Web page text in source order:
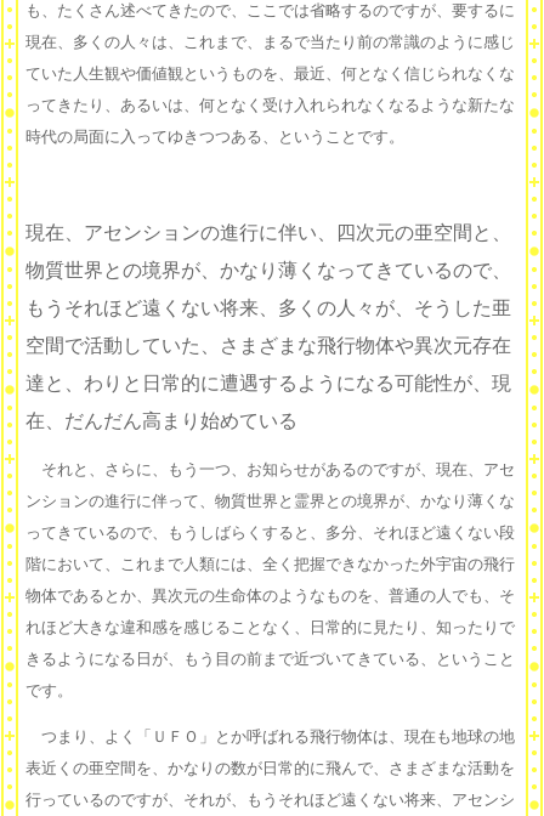
も、たくさん述べてきたので、ここでは省略するのですが、要するに
現在、多くの人々は、これまで、まるで当たり前の常識のように感じ
ていた人生観や価値観というものを、最近、何となく信じられなくな
ってきたり、あるいは、何となく受け入れられなくなるような新たな
時代の局面に入ってゆきつつある、ということです。
現在、アセンションの進行に伴い、四次元の亜空間と、
物質世界との境界が、かなり薄くなってきているので、
もうそれほど遠くない将来、多くの人々が、そうした亜
空間で活動していた、さまざまな飛行物体や異次元存在
達と、わりと日常的に遭遇するようになる可能性が、現
在、だんだん高まり始めている
それと、さらに、もう一つ、お知らせがあるのですが、現在、アセ
ンションの進行に伴って、物質世界と霊界との境界が、かなり薄くな
ってきているので、もうしばらくすると、多分、それほど遠くない段
階において、これまで人類には、全く把握できなかった外宇宙の飛行
物体であるとか、異次元の生命体のようなものを、普通の人でも、そ
れほど大きな違和感を感じることなく、日常的に見たり、知ったりで
きるようになる日が、もう目の前まで近づいてきている、ということ
です。
つまり、よく「ＵＦＯ」とか呼ばれる飛行物体は、現在も地球の地
表近くの亜空間を、かなりの数が日常的に飛んで、さまざまな活動を
行っているのですが、それが、もうそれほど遠くない将来、アセンシ